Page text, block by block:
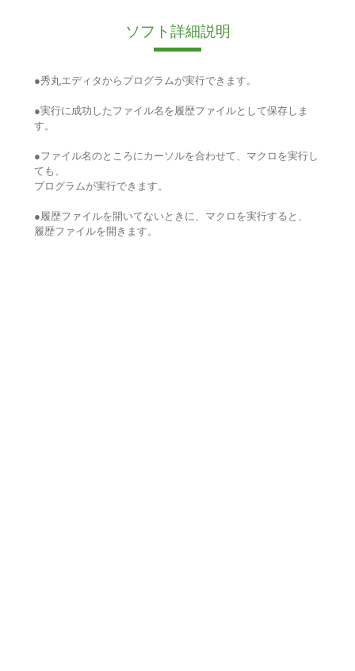
ソフト詳細説明
●秀丸エディタからプログラムが実行できます。
●実行に成功したファイル名を履歴ファイルとして保存しま
す。
●ファイル名のところにカーソルを合わせて、マクロを実行し
ても、
プログラムが実行できます。
●履歴ファイルを開いてないときに、マクロを実行すると、
履歴ファイルを開きます。